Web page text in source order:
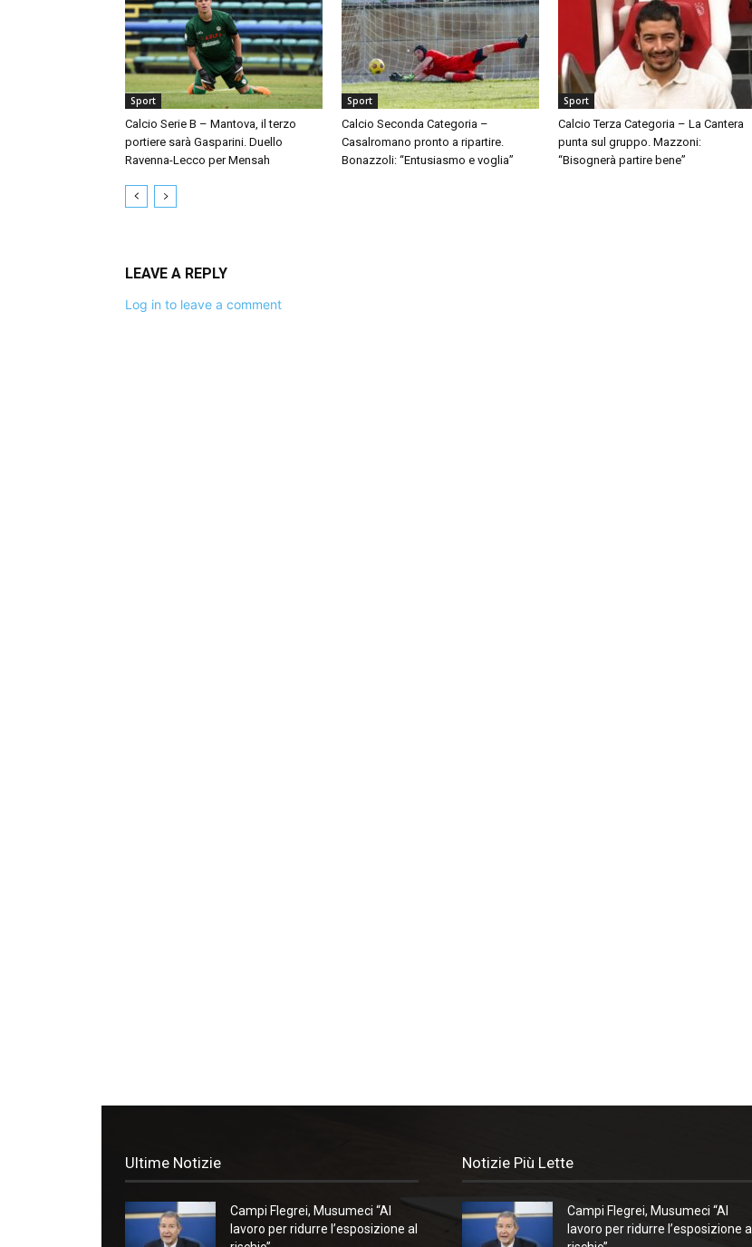
Sport
Calcio Serie B – Mantova, il terzo
portiere sarà Gasparini. Duello
Ravenna-Lecco per Mensah
Sport
Calcio Seconda Categoria –
Casalromano pronto a ripartire.
Bonazzoli: “Entusiasmo e voglia”
Sport
Calcio Terza Categoria – La Cantera
punta sul gruppo. Mazzoni:
“Bisognerà partire bene”
LEAVE A REPLY
Log in to leave a comment
Ultime Notizie
Campi Flegrei, Musumeci “Al
lavoro per ridurre l’esposizione al
Notizie Più Lette
Campi Flegrei, Musumeci “Al
lavoro per ridurre l’esposizione al